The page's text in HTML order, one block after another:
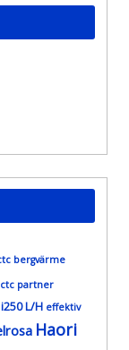
bergvärme
ctc partner
L/H effektiv
Haori